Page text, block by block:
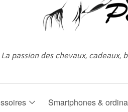
La passion des chevaux, cadeaux,
Smartphones &